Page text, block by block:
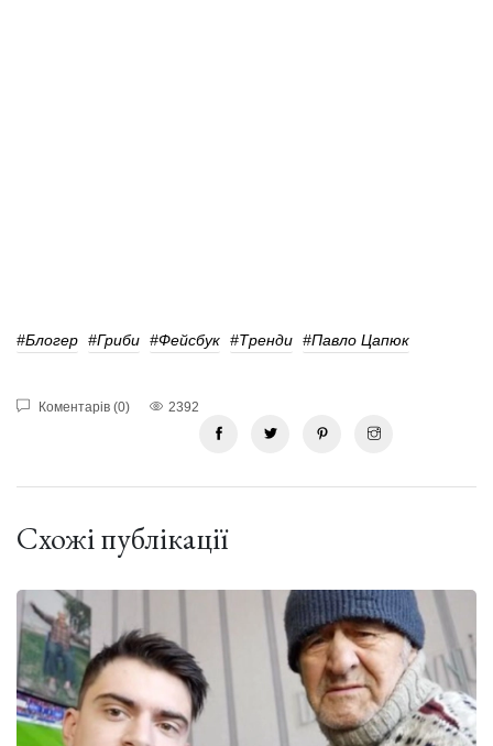
#блогер #гриби #фейсбук #Тренди #Павло Цапюк
Коментарів (0) 2392
Схожі публікації